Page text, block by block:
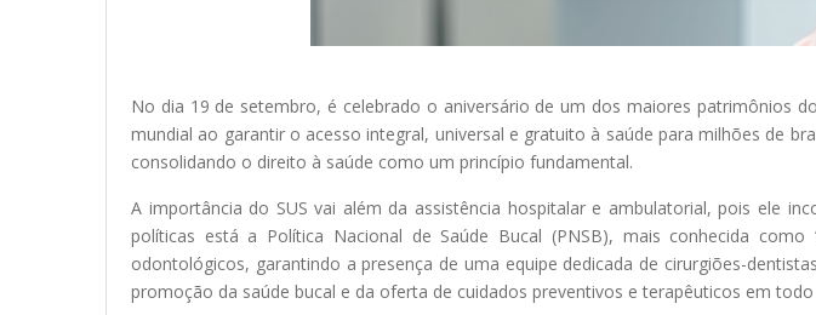
No dia 19 de setembro, é celebrado o aniversário de um dos maiores patrimônios
mundial ao garantir o acesso integral, universal e gratuito à saúde para milhões de
consolidando o direito à saúde como um princípio fundamental.
A importância do SUS vai além da assistência hospitalar e ambulatorial, pois ele
políticas está a Política Nacional de Saúde Bucal (PNSB), mais conhecida
odontológicos, garantindo a presença de uma equipe dedicada de cirurgiões-
promoção da saúde bucal e da oferta de cuidados preventivos e terapêuticos em todo